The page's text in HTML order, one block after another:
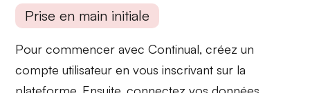
Prise en main initiale
Pour commencer avec Continual, créez un
compte utilisateur en vous inscrivant sur la